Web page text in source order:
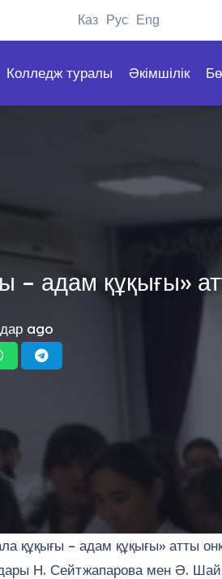
Каз Рус Eng
Колледж туралы Әкімшілік
– адам құқығы»
ago
құқығы – адам құқығы» атты
Н. Сейтжапарова мен Ә.